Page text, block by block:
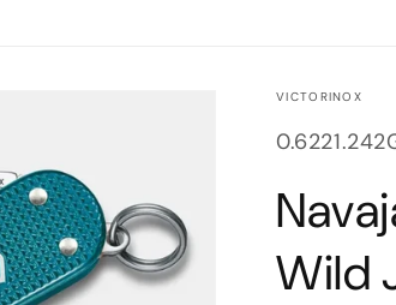
VICTORINOX
SKU:
Wild